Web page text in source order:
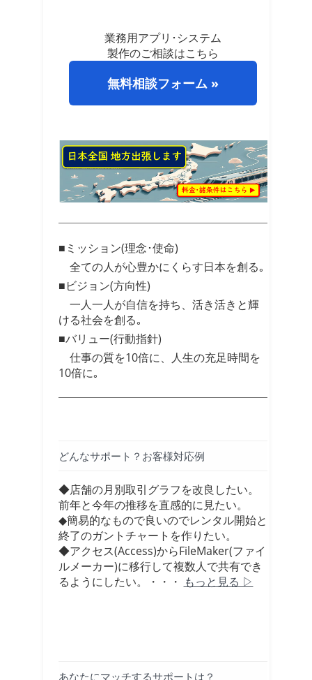
業務用アプリ･システム
製作のご相談はこちら
無料相談フォーム »
■ミッション(理念･使命)
全ての人が心豊かにくらす日本を創る｡
■ビジョン(方向性)
一人一人が自信を持ち、活き活きと輝
ける社会を創る｡
■バリュー(行動指針)
仕事の質を10倍に、人生の充足時間を
10倍に｡
どんなサポート？お客様対応例
◆店舗の月別取引グラフを改良したい。
前年と今年の推移を直感的に見たい。
◆簡易的なもので良いのでレンタル開始と
終了のガントチャートを作りたい。
◆アクセス(Access)からFileMaker(ファイ
ルメーカー)に移行して複数人で共有でき
るようにしたい。・・・ もっと見る ▷
あなたにマッチするサポートは？